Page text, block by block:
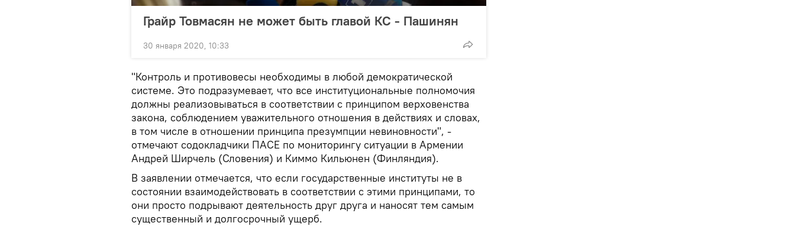
Грайр Товмасян не может быть главой КС - Пашинян
30 января 2020, 10:33
"Контроль и противовесы необходимы в любой демократической
системе. Это подразумевает, что все институциональные полномочия
должны реализовываться в соответствии с принципом верховенства
закона, соблюдением уважительного отношения в действиях и словах,
в том числе в отношении принципа презумпции невиновности", -
отмечают содокладчики ПАСЕ по мониторингу ситуации в Армении
Андрей Ширчель (Словения) и Киммо Кильюнен (Финляндия).
В заявлении отмечается, что если государственные институты не в
состоянии взаимодействовать в соответствии с этими принципами, то
они просто подрывают деятельность друг друга и наносят тем самым
существенный и долгосрочный ущерб.